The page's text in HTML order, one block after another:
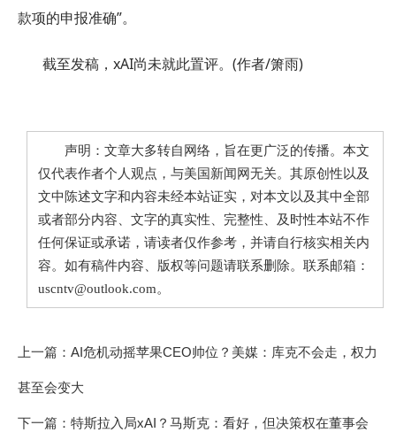
款项的申报准确”。
截至发稿，xAI尚未就此置评。(作者/箫雨)
声明：文章大多转自网络，旨在更广泛的传播。本文
仅代表作者个人观点，与美国新闻网无关。其原创性以及
文中陈述文字和内容未经本站证实，对本文以及其中全部
或者部分内容、文字的真实性、完整性、及时性本站不作
任何保证或承诺，请读者仅作参考，并请自行核实相关内
容。如有稿件内容、版权等问题请联系删除。联系邮箱：
uscntv@outlook.com。
上一篇： AI危机动摇苹果CEO帅位？美媒：库克不会走，权力
甚至会变大
下一篇： 特斯拉入局xAI？马斯克：看好，但决策权在董事会